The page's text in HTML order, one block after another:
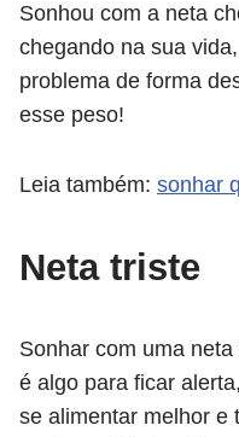
Sonhou com a neta
chegando na sua
problema de forma
esse peso!
Leia também: sonhar
Neta triste
Sonhar com uma
é algo para ficar
se alimentar melhor e